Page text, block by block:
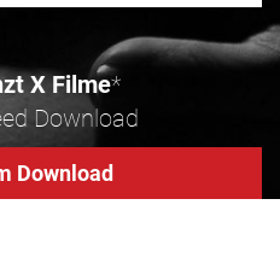
X Filme*
Download
Download